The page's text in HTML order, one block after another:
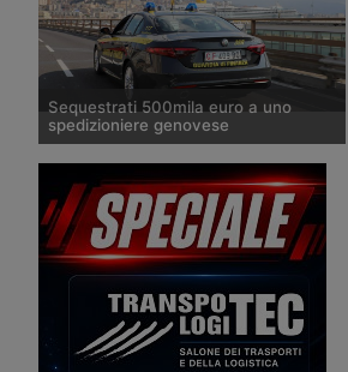
Sequestrati 500mila euro a uno
spedizioniere genovese
La Guardia di Finanza ha sequestrato
500mila euro allo spedizioniere
genovese Weltra Trasporti
Internazionali perché accusato di
diversi reati connessi a pratiche
doganali.